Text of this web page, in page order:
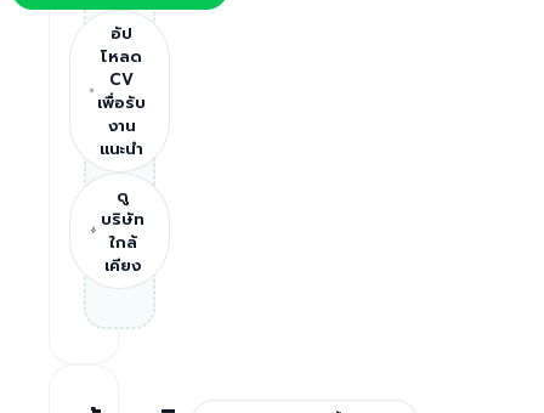
อัป
โหลด
CV
เพื่อรับ
งาน
แนะนำ
ดู
บริษัท
ใกล้
เคียง